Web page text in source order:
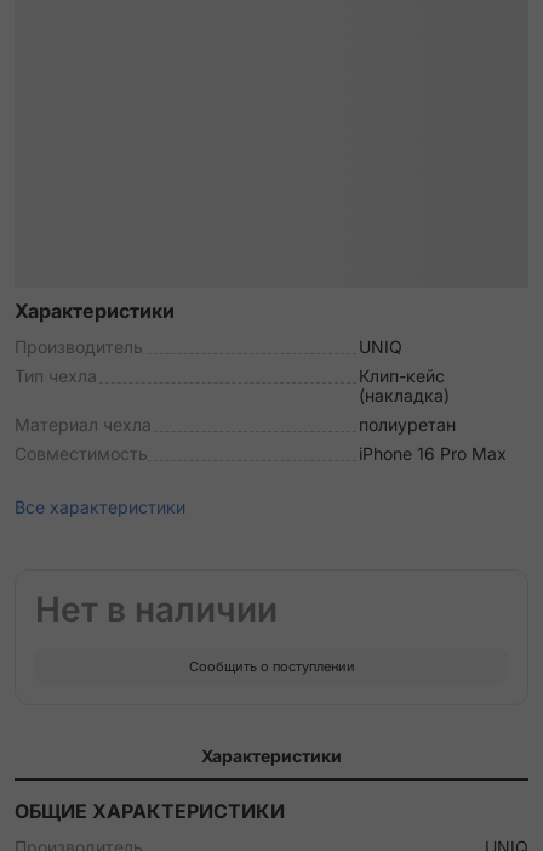
Характеристики
Производитель
UNIQ
Тип чехла
Клип-кейс
(накладка)
Материал чехла
полиуретан
Совместимость
iPhone 16 Pro Max
Все характеристики
Нет в наличии
Сообщить о поступлении
Характеристики
ОБЩИЕ ХАРАКТЕРИСТИКИ
Производитель
UNIQ